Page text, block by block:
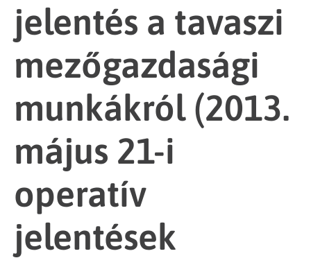
jelentés a tavaszi
mezőgazdasági
munkákról (2013.
május 21-i
operatív
jelentések